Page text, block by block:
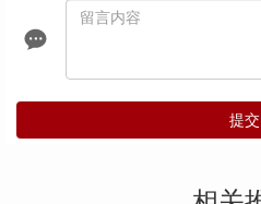
提交